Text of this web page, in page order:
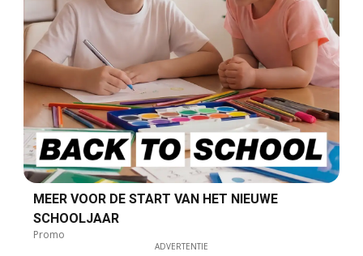
MEER VOOR DE START VAN HET NIEUWE
SCHOOLJAAR
Promo
ADVERTENTIE